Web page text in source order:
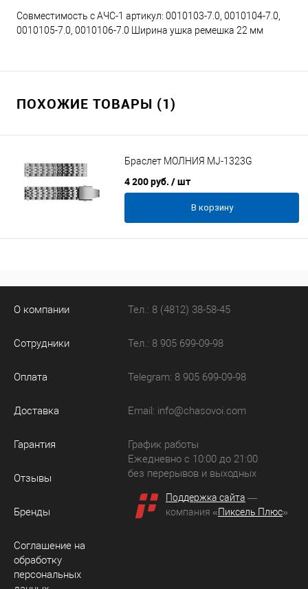
Совместимость с АЧС-1 артикул: 0010103-7.0, 0010104-7.0,
0010105-7.0, 0010106-7.0 Ширина ушка ремешка 22 мм
ПОХОЖИЕ ТОВАРЫ (1)
Браслет МОЛНИЯ MJ-1323G
4 200 руб. / шт
В корзину
О компании
Сотрудники
Оплата
Доставка
Гарантия
Отзывы
Бренды
Соглашение на
обработку
персональных
Тел.: 8 (4812) 38-58-45
Тел.: 8 905 699-09-98
Telegram: 8 905 699-09-98
Email: info@chasovoi.com
График работы
Ежедневно с 10:00 до 21:00
без перерывов и выходных
Поддержка сайта —
компания «Пиксель Плюс»